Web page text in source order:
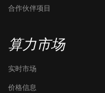
合作伙伴项目
算力市场
实时市场
价格信息